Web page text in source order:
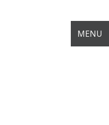
MENU